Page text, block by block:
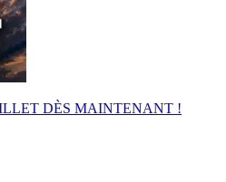
DÈS MAINTENANT !